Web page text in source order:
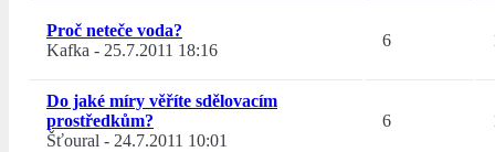
Proč neteče voda?
Kafka - 25.7.2011 18:16
6
Do jaké míry věříte sdělovacím
prostředkům?
Šťoural - 24.7.2011 10:01
6